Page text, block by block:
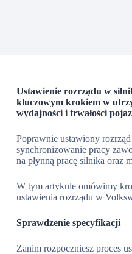
Ustawienie rozrządu w
kluczowym krokiem w
wydajności i trwałości
Poprawnie ustawiony
synchronizowanie pracy
na płynną pracę silnika oraz
W tym artykule omówimy
ustawienia rozrządu w
Sprawdzenie specyfikacji
Zanim rozpoczniesz proces